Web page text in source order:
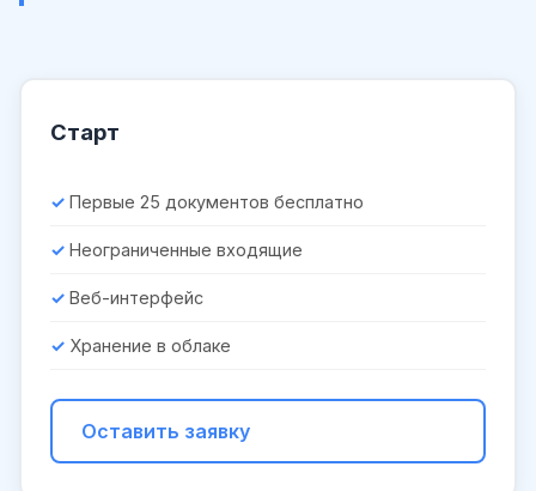
Старт
Первые 25 документов бесплатно
Неограниченные входящие
Веб-интерфейс
Хранение в облаке
Оставить заявку